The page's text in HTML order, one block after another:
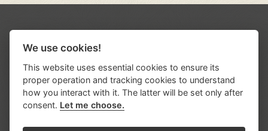
We use cookies!
This website uses essential cookies to ensure its
proper operation and tracking cookies to understand
how you interact with it. The latter will be set only after
consent. Let me choose.